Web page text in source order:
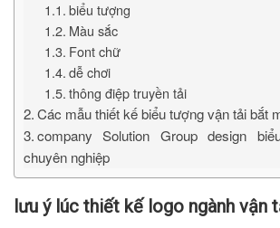
biểu tượng
Màu sắc
Font chữ
dễ chơi
thông điệp truyền tải
Các mẫu thiết kế biểu tượng vận tải bắt
company Solution Group design
chuyên nghiệp
lưu ý lúc thiết kế logo ngành vận